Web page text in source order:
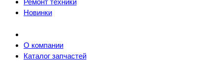
Ремонт техники
Новинки
О компании
Каталог запчастей